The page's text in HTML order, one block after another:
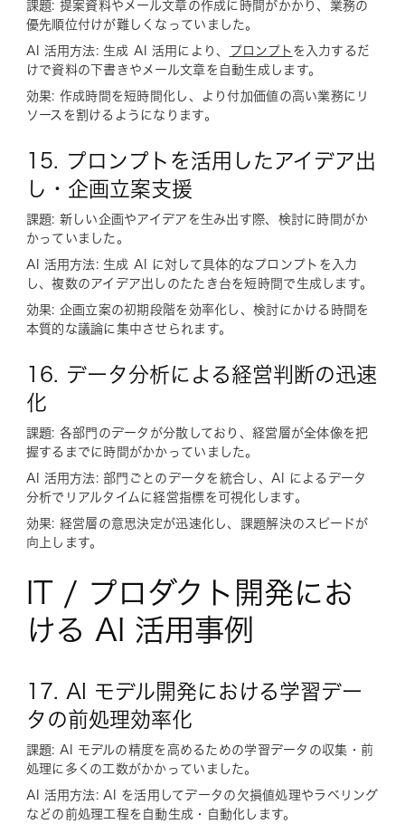
課題: 提案資料やメール文章の作成に時間がかかり、業務の
優先順位付けが難しくなっていました。
AI 活用方法: 生成 AI 活用により、 プロンプト を入力するだ
けで資料の下書きやメール文章を自動生成します。
効果: 作成時間を短時間化し、より付加価値の高い業務にリ
ソースを割けるようになります。
15. プロンプトを活用したアイデア出
し・企画立案支援
課題: 新しい企画やアイデアを生み出す際、検討に時間がか
かっていました。
AI 活用方法: 生成 AI に対して具体的なプロンプトを入力
し、複数のアイデア出しのたたき台を短時間で生成します。
効果: 企画立案の初期段階を効率化し、検討にかける時間を
本質的な議論に集中させられます。
16. データ分析による経営判断の迅速
化
課題: 各部門のデータが分散しており、経営層が全体像を把
握するまでに時間がかかっていました。
AI 活用方法: 部門ごとのデータを統合し、AI によるデータ
分析でリアルタイムに経営指標を可視化します。
効果: 経営層の意思決定が迅速化し、課題解決のスピードが
向上します。
IT / プロダクト開発にお
ける AI 活用事例
17. AI モデル開発における学習デー
タの前処理効率化
課題: AI モデルの精度を高めるための学習データの収集・前
処理に多くの工数がかかっていました。
AI 活用方法: AI を活用してデータの欠損値処理やラベリング
などの前処理工程を自動生成・自動化します。